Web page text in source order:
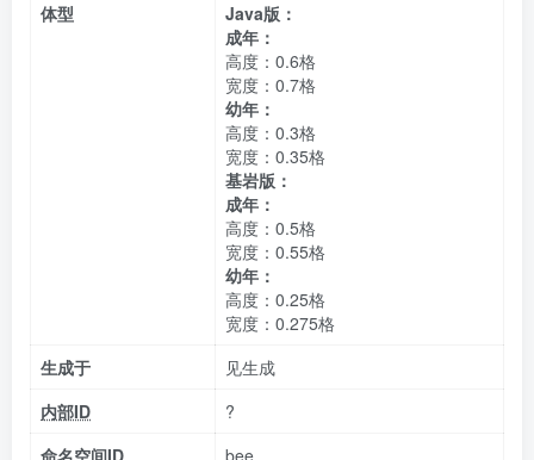
体型
Java版：
成年：
高度：0.6格
宽度：0.7格
幼年：
高度：0.3格
宽度：0.35格
基岩版：
成年：
高度：0.5格
宽度：0.55格
幼年：
高度：0.25格
宽度：0.275格
生成于
见生成
内部ID
?